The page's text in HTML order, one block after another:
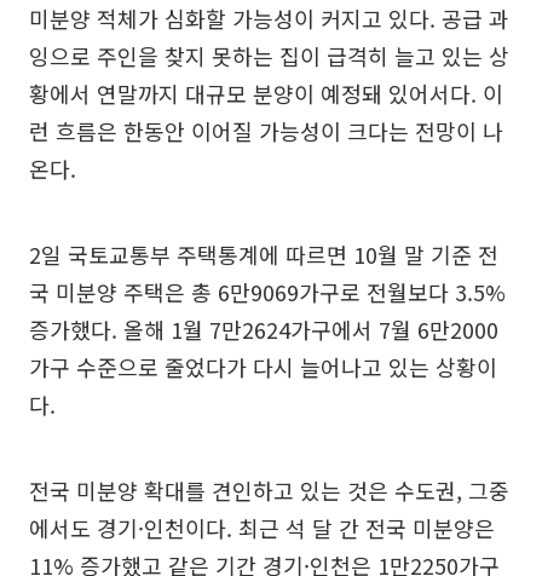
미분양 적체가 심화할 가능성이 커지고 있다. 공급 과
잉으로 주인을 찾지 못하는 집이 급격히 늘고 있는 상
황에서 연말까지 대규모 분양이 예정돼 있어서다. 이
런 흐름은 한동안 이어질 가능성이 크다는 전망이 나
온다.
2일 국토교통부 주택통계에 따르면 10월 말 기준 전
국 미분양 주택은 총 6만9069가구로 전월보다 3.5%
증가했다. 올해 1월 7만2624가구에서 7월 6만2000
가구 수준으로 줄었다가 다시 늘어나고 있는 상황이
다.
전국 미분양 확대를 견인하고 있는 것은 수도권, 그중
에서도 경기·인천이다. 최근 석 달 간 전국 미분양은
11% 증가했고 같은 기간 경기·인천은 1만2250가구